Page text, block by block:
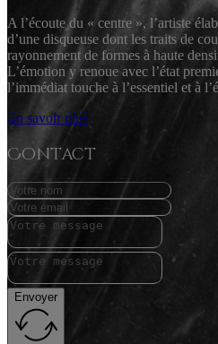
A l’écoute du « centre », l’artiste
d’une disqueuse dont les traits de
rayonnement de formes à haute
L’émotion y renoue avec l’état
l’immédiat touche à l’essentiel et à
En savoir plus
Contact
Envoyer